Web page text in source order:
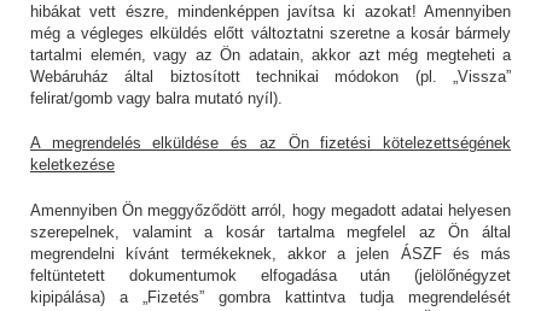
hibákat vett észre, mindenképpen javítsa ki azokat! Amennyiben
még a végleges elküldés előtt változtatni szeretne a kosár bármely
tartalmi elemén, vagy az Ön adatain, akkor azt még megteheti a
Webáruház által biztosított technikai módokon (pl. „Vissza”
felirat/gomb vagy balra mutató nyíl).
A megrendelés elküldése és az Ön fizetési kötelezettségének
keletkezése
Amennyiben Ön meggyőződött arról, hogy megadott adatai helyesen
szerepelnek, valamint a kosár tartalma megfelel az Ön által
megrendelni kívánt termékeknek, akkor a jelen ÁSZF és más
feltüntetett dokumentumok elfogadása után (jelölőnégyzet
kipipálása) a „Fizetés” gombra kattintva tudja megrendelését